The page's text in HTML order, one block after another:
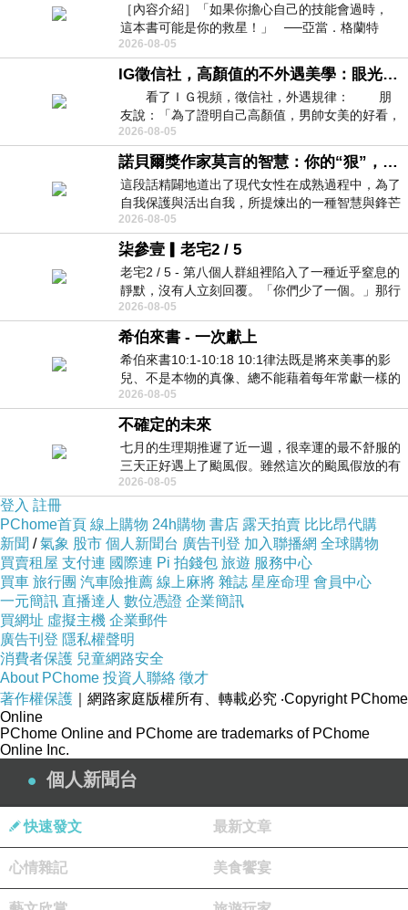
［內容介紹］「如果你擔心自己的技能會過時，
這本書可能是你的救星！」 ──亞當．格蘭特
（Adam Grant），《
2026-08-05
IG徵信社，高顏值的不外遇美學：眼光太高也是一種防禦，為了證明我長得好看，我決定一輩子不外遇！
看了ＩＧ視頻，徵信社，外遇規律： 朋
友說：「為了證明自己高顏值，男帥女美的好看，
且眼光高，我決定一輩子不外遇。」
2026-08-05
諾貝爾獎作家莫言的智慧：你的“狠”，才是最好的自我保護
這段話精闢地道出了現代女性在成熟過程中，為了
自我保護與活出自我，所提煉出的一種智慧與鋒芒
的平衡。 核心解讀與看法
2026-08-05
柒參壹▎老宅2 / 5
老宅2 / 5 - 第八個人群組裡陷入了一種近乎窒息的
靜默，沒有人立刻回覆。「你們少了一個。」那行
字像一顆冰冷的鐵釘，硬生生刺進螢
2026-08-05
希伯來書 - 一次獻上
希伯來書10:1-10:18 10:1律法既是將來美事的影
兒、不是本物的真像、總不能藉着每年常獻一樣的
祭物、叫那近前來的人得以完全。 10
2026-08-05
不確定的未來
七月的生理期推遲了近一週，很幸運的最不舒服的
三天正好遇上了颱風假。雖然這次的颱風假放的有
點虛，因為風雨不大，但這也是最想要的
2026-08-05
登入 註冊
PChome首頁 線上購物 24h購物 書店 露天拍賣 比比昂代購
新聞 /氣象 股市 個人新聞台 廣告刊登 加入聯播網 全球購物
買賣租屋 支付連 國際連 Pi 拍錢包 旅遊 服務中心
買車 旅行團 汽車險推薦 線上麻將 雜誌 星座命理 會員中心
一元簡訊 直播達人 數位憑證 企業簡訊
買網址 虛擬主機 企業郵件
廣告刊登 隱私權聲明
消費者保護 兒童網路安全
About PChome 投資人聯絡 徵才
著作權保護 ｜網路家庭版權所有、轉載必究 ‧Copyright PChome
Online
PChome Online and PChome are trademarks of PChome
Online Inc.
個人新聞台
快速發文 最新文章
心情雜記 美食饗宴